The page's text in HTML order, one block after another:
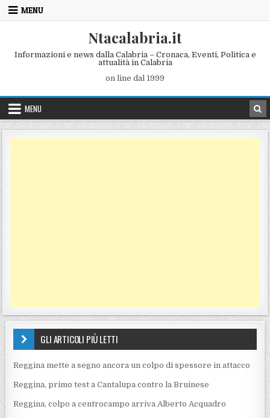
Skip to content
MENU
Ntacalabria.it
Informazioni e news dalla Calabria – Cronaca, Eventi, Politica e
attualità in Calabria
on line dal 1999
MENU
GLI ARTICOLI PIÙ LETTI
Reggina mette a segno ancora un colpo di spessore in attacco
Reggina, primo test a Cantalupa contro la Bruinese
Reggina, colpo a centrocampo arriva Alberto Acquadro